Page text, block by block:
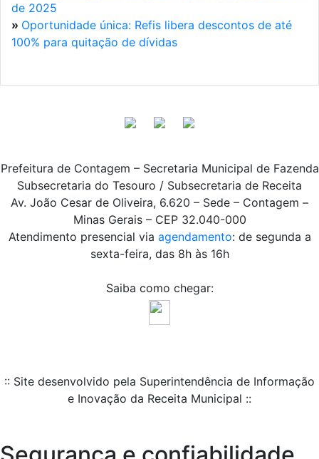
de 2025
» Oportunidade única: Refis libera descontos de até
100% para quitação de dívidas
Prefeitura de Contagem – Secretaria Municipal de Fazenda
Subsecretaria do Tesouro / Subsecretaria de Receita
Av. João Cesar de Oliveira, 6.620 – Sede – Contagem –
Minas Gerais – CEP 32.040-000
Atendimento presencial via agendamento: de segunda a
sexta-feira, das 8h às 16h
Saiba como chegar:
:: Site desenvolvido pela Superintendência de Informação
e Inovação da Receita Municipal ::